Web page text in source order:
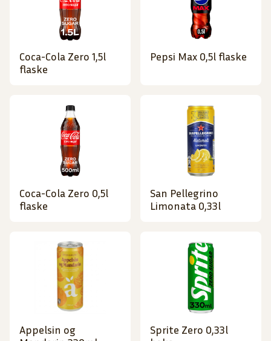
Coca-Cola Zero 1,5l
flaske
Pepsi Max 0,5l flaske
Coca-Cola Zero 0,5l
flaske
San Pellegrino
Limonata 0,33l
Appelsin og
Sprite Zero 0,33l